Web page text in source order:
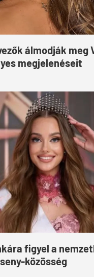
álmodják meg
megjelenéseit
figyel a
közösség